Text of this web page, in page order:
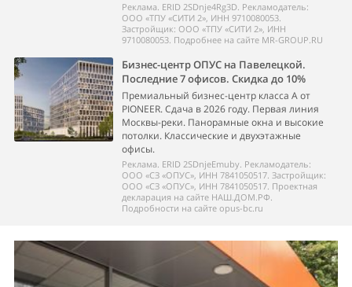
Реклама. ERID 2SDnje4Rg3D. Рекламодатель:
ООО «ТПУ «СИТИ 2», ИНН 9710080053.
Застройщик: ООО «ТПУ «СИТИ 2», ИНН
9710080053. Подробнее на сайте MR-GROUP.RU
Бизнес-центр ОПУС на Павелецкой.
Последние 7 офисов. Скидка до 10%
Премиальный бизнес-центр класса А от
PIONEER. Сдача в 2026 году. Первая линия
Москвы-реки. Панорамные окна и высокие
потолки. Классические и двухэтажные
офисы.
Реклама. ERID 2SDnjeEmuby. Рекламодатель:
ООО «СЗ «ОПУС», ИНН 7841050517. Застройщик:
ООО «СЗ «ОПУС», ИНН 7841050517. Проектная
декларация на сайте НАШ.ДОМ.РФ.
Подробности на сайте opus-bc.ru